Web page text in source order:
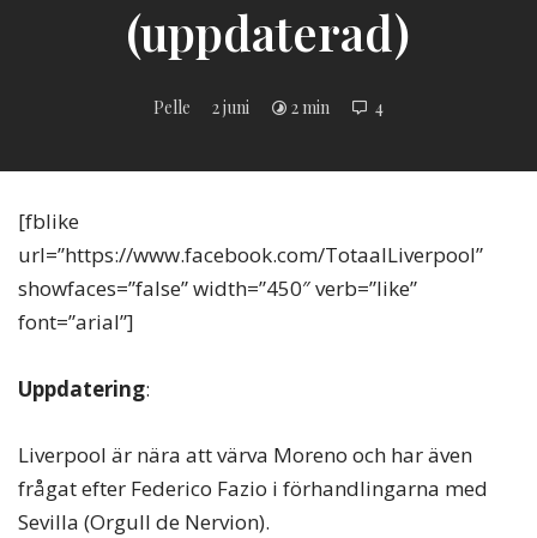
(uppdaterad)
Pelle 2 juni 2 min 4
[fblike
url=”https://www.facebook.com/TotaalLiverpool”
showfaces=”false” width=”450″ verb=”like”
font=”arial”]
Uppdatering:
Liverpool är nära att värva Moreno och har även
frågat efter Federico Fazio i förhandlingarna med
Sevilla (Orgull de Nervion).